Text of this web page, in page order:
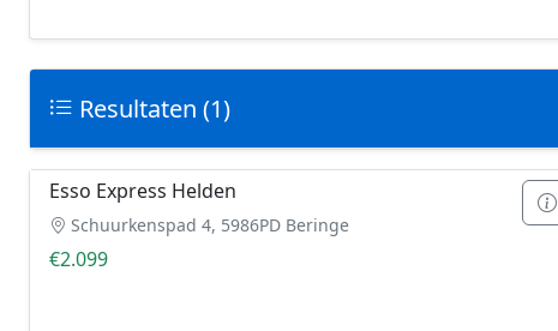
Resultaten (1)
Esso Express Helden
Schuurkenspad 4, 5986PD Beringe
€2.099